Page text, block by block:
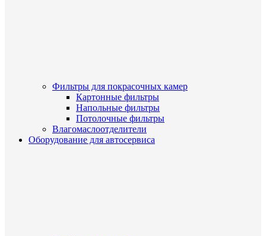
Фильтры для покрасочных камер
Картонные фильтры
Напольные фильтры
Потолочные фильтры
Влагомаслоотделители
Оборудование для автосервиса